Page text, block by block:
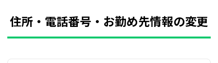
住所・電話番号・お勤め先情報の変更